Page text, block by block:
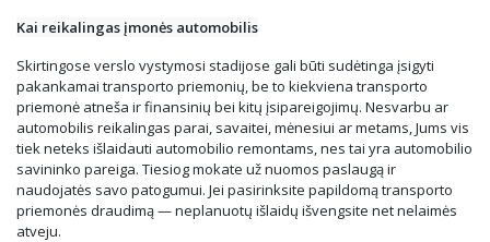
Kai reikalingas įmonės automobilis
Skirtingose verslo vystymosi stadijose gali būti sudėtinga įsigyti
pakankamai transporto priemonių, be to kiekviena transporto
priemonė atneša ir finansinių bei kitų įsipareigojimų. Nesvarbu ar
automobilis reikalingas parai, savaitei, mėnesiui ar metams, Jums vis
tiek neteks išlaidauti automobilio remontams, nes tai yra automobilio
savininko pareiga. Tiesiog mokate už nuomos paslaugą ir
naudojatės savo patogumui. Jei pasirinksite papildomą transporto
priemonės draudimą — neplanuotų išlaidų išvengsite net nelaimės
atveju.